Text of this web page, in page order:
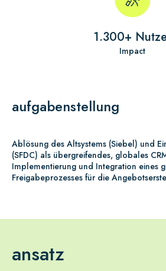
1.300+
Impact
aufgabenstellung
Ablösung des Altsystems (Siebel) und
(SFDC) als übergreifendes, globales
Implementierung und Integration eines
Freigabeprozesses für die
ansatz